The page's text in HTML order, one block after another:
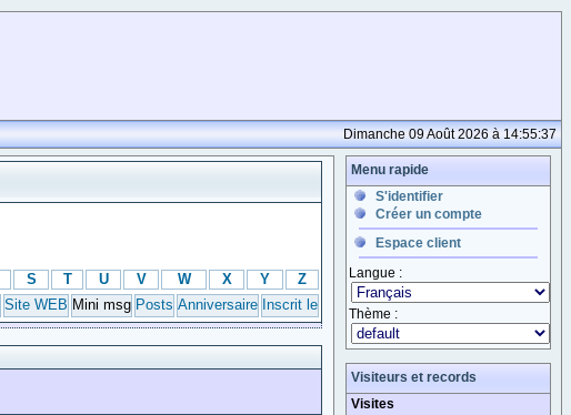
Dimanche 09 Août 2026 à 14:55:37
S T U V W X Y
Z
Site WEB Mini msg Posts Anniversaire Inscrit le
Menu rapide
S'identifier
Créer un compte
Espace client
Langue :
Thème :
Visiteurs et records
Visites